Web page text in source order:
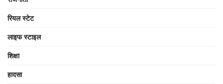
रियल स्टेट
लाइफ स्टाइल
शिक्षा
हादसा